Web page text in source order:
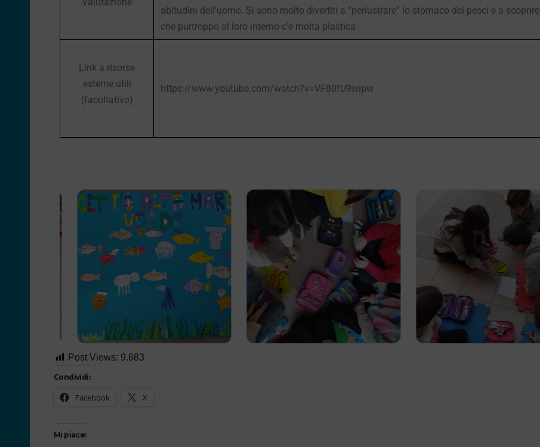
Valutazione
abitudini dell’uomo. Si sono molto divertiti a “perlustrare” lo stomaco dei pesci e a scoprire
che purtroppo al loro interno c’e molta plastica.
Link a risorse
esterne utili
(facoltativo)
https://www.youtube.com/watch?v=VF80fU9wipw
Post Views: 9.683
Condividi:
Facebook X
Mi piace: